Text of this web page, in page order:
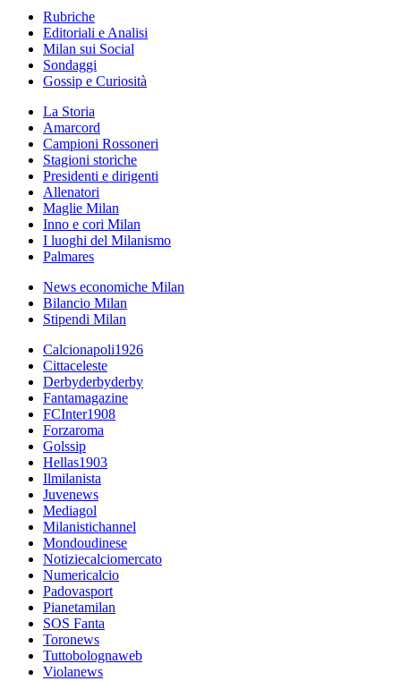
Rubriche
Editoriali e Analisi
Milan sui Social
Sondaggi
Gossip e Curiosità
La Storia
Amarcord
Campioni Rossoneri
Stagioni storiche
Presidenti e dirigenti
Allenatori
Maglie Milan
Inno e cori Milan
I luoghi del Milanismo
Palmares
News economiche Milan
Bilancio Milan
Stipendi Milan
Calcionapoli1926
Cittaceleste
Derbyderbyderby
Fantamagazine
FCInter1908
Forzaroma
Golssip
Hellas1903
Ilmilanista
Juvenews
Mediagol
Milanistichannel
Mondoudinese
Notiziecalciomercato
Numericalcio
Padovasport
Pianetamilan
SOS Fanta
Toronews
Tuttobolognaweb
Violanews